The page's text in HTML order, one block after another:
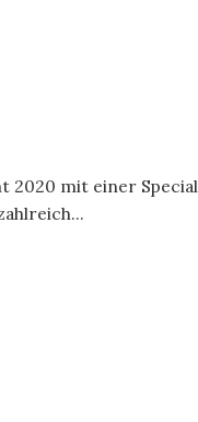
2020 mit einer Special